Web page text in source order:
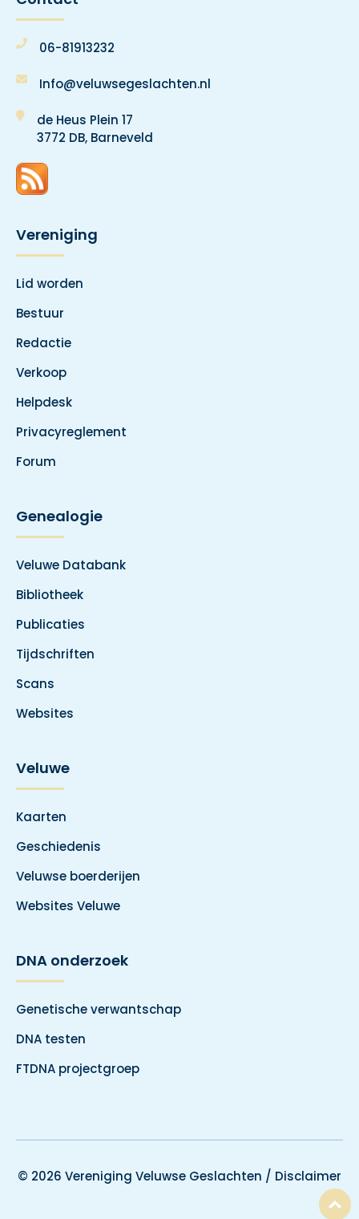
06-81913232
Info@veluwsegeslachten.nl
de Heus Plein 17
3772 DB, Barneveld
Vereniging
Lid worden
Bestuur
Redactie
Verkoop
Helpdesk
Privacyreglement
Forum
Genealogie
Veluwe Databank
Bibliotheek
Publicaties
Tijdschriften
Scans
Websites
Veluwe
Kaarten
Geschiedenis
Veluwse boerderijen
Websites Veluwe
DNA onderzoek
Genetische verwantschap
DNA testen
FTDNA projectgroep
© 2026 Vereniging Veluwse Geslachten / Disclaimer